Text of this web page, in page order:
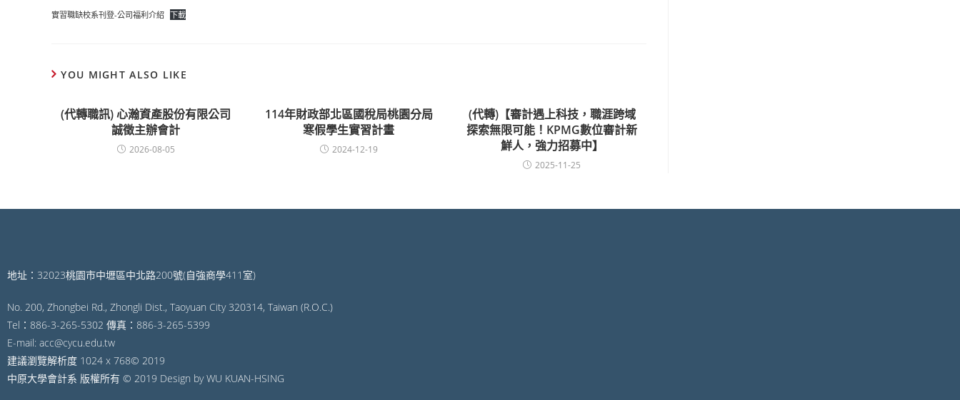
實習職缺校系刊登-公司福利介紹 下載
YOU MIGHT ALSO LIKE
(代轉職訊) 心瀚資產股份有限公司
誠徵主辦會計
2026-08-05
114年財政部北區國稅局桃園分局
寒假學生實習計畫
2024-12-19
(代轉)【審計遇上科技，職涯跨域
探索無限可能！KPMG數位審計新
鮮人，強力招募中】
2025-11-25
地址：32023桃園市中壢區中北路200號(自強商學411室)
No. 200, Zhongbei Rd., Zhongli Dist., Taoyuan City 320314, Taiwan (R.O.C.)
Tel：886-3-265-5302 傳真：886-3-265-5399
E-mail: acc@cycu.edu.tw
建議瀏覽解析度 1024 x 768© 2019
中原大學會計系 版權所有 © 2019 Design by WU KUAN-HSING